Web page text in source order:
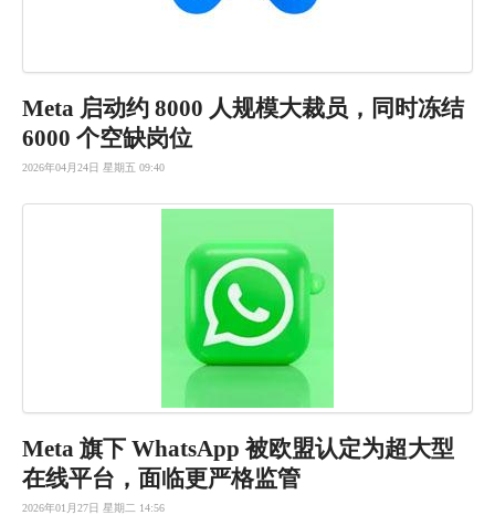
Meta 启动约 8000 人规模大裁员，同时冻结
6000 个空缺岗位
2026年04月24日 星期五 09:40
Meta 旗下 WhatsApp 被欧盟认定为超大型
在线平台，面临更严格监管
2026年01月27日 星期二 14:56